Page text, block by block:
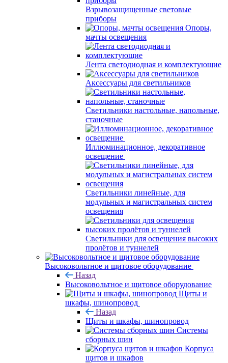
Взрывозащищенные световые
приборы
Опоры,
мачты освещения
Лента светодиодная и комплектующие
Аксессуары для светильников
Светильники настольные, напольные,
станочные
Иллюминационное, декоративное
освещение
Светильники линейные, для
модульных и магистральных систем
освещения
Светильники для освещения высоких
пролётов и туннелей
Высоковольтное и щитовое оборудование
Назад
Высоковольтное и щитовое оборудование
Щиты и
шкафы, шинопровод
Назад
Щиты и шкафы, шинопровод
Системы
сборных шин
Корпуса
щитов и шкафов